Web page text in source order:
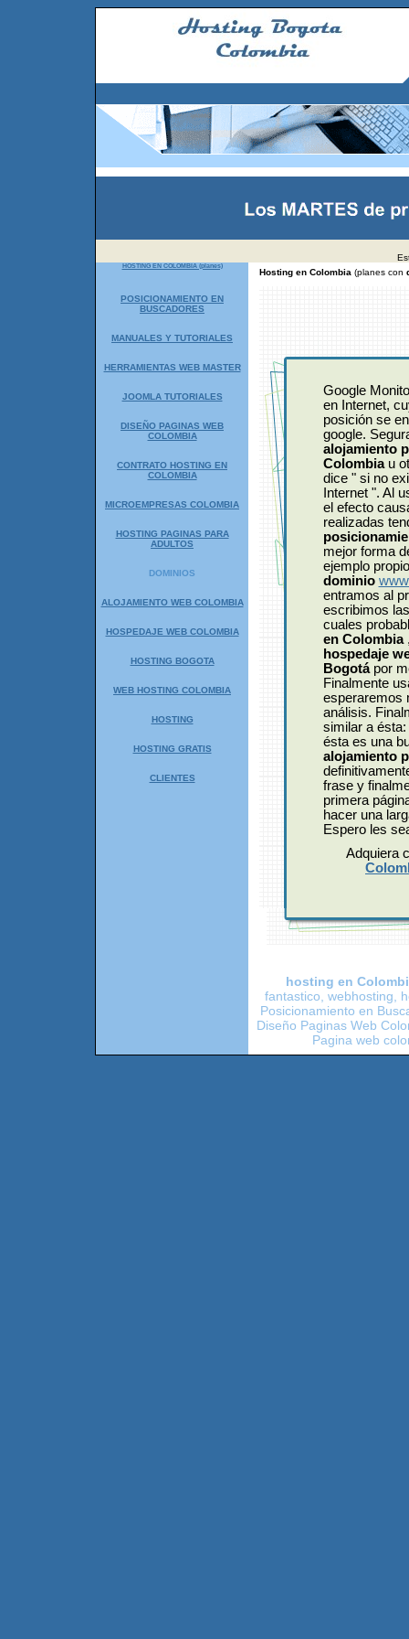
HOSTING EN COLOMBIA (planes)
POSICIONAMIENTO EN
BUSCADORES
MANUALES Y TUTORIALES
HERRAMIENTAS WEB MASTER
JOOMLA TUTORIALES
DISEÑO PAGINAS WEB
COLOMBIA
CONTRATO HOSTING EN
COLOMBIA
MICROEMPRESAS COLOMBIA
HOSTING PAGINAS PARA
ADULTOS
DOMINIOS
ALOJAMIENTO WEB COLOMBIA
HOSPEDAJE WEB COLOMBIA
HOSTING BOGOTA
WEB HOSTING COLOMBIA
HOSTING
HOSTING GRATIS
CLIENTES
Hosting en Colombia (planes con
Google
en Internet,
posición se
google.
alojamiento
Colombia u
dice " si no
Internet ". Al
el efecto
realizadas
mejor forma
ejemplo
dominio
entramos al
escribimos
cuales
en Colombia
hospedaje
Bogotá por
Finalmente
esperaremos
análisis.
similar a ésta:
ésta es una
alojamiento
frase y
primera
hacer una
Espero les
Adquiera
hosting en
fantastico, webhosting,
Posicionamiento en
Diseño Paginas Web
Pagina web